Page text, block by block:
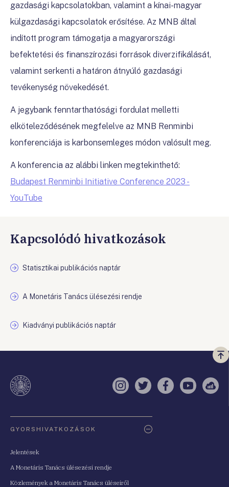
gazdasági kapcsolatokban, valamint a kínai-magyar
külgazdasági kapcsolatok erősítése. Az MNB által
indított program támogatja a magyarországi
befektetési és finanszírozási források diverzifikálását,
valamint serkenti a határon átnyúló gazdasági
tevékenység növekedését.
A jegybank fenntarthatósági fordulat melletti
elköteleződésének megfelelve az MNB Renminbi
konferenciája is karbonsemleges módon valósult meg.
A konferencia az alábbi linken megtekinthető:
Budapest Renminbi Initiative Conference 2023 -
YouTube
Kapcsolódó hivatkozások
Statisztikai publikációs naptár
A Monetáris Tanács ülésezési rendje
Kiadványi publikációs naptár
a
Instagram
TwitterFacebook
YouTube
GYORSHIVATKOZÁSOK
Jelentések
A Monetáris Tanács ülésezési rendje
Közlemények a Monetáris Tanács üléseiről